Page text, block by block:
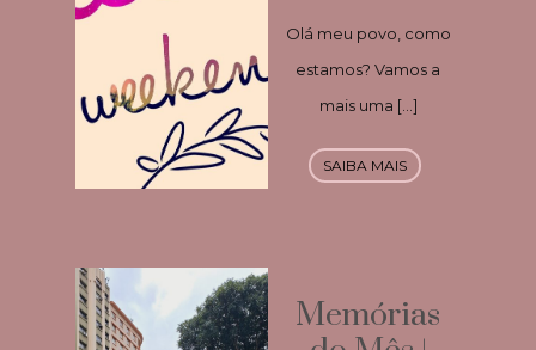
Olá meu povo, como
estamos? Vamos a
mais uma […]
SAIBA MAIS
Memórias